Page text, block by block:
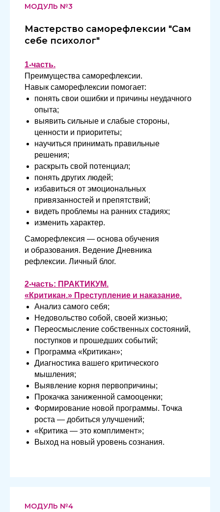
МОДУЛЬ №3
Мастерство саморефлексии "Сам
себе психолог"
1-часть.
Преимущества саморефлексии.
Навык саморефлексии помогает:
понять свои ошибки и причины неудачного
опыта;
выявить сильные и слабые стороны,
ценности и приоритеты;
научиться принимать правильные
решения;
раскрыть свой потенциал;
понять других людей;
избавиться от эмоциональных
привязанностей и препятствий;
видеть проблемы на ранних стадиях;
изменить характер.
Саморефлексия — основа обучения
и образования. Ведение Дневника
рефлексии. Личный блог.
2-часть: ПРАКТИКУМ.
« Критикан.» Преступление и наказание.
Анализ самого себя;
Недовольство собой, своей жизнью;
Переосмысление собственных состояний,
поступков и прошедших событий;
Программа «Критикан»;
Диагностика вашего критического
мышления;
Выявление корня первопричины;
Прокачка заниженной самооценки;
Формирование новой программы. Точка
роста — добиться улучшений;
«Критика — это комплимент»;
Выход на новый уровень сознания.
МОДУЛЬ №4